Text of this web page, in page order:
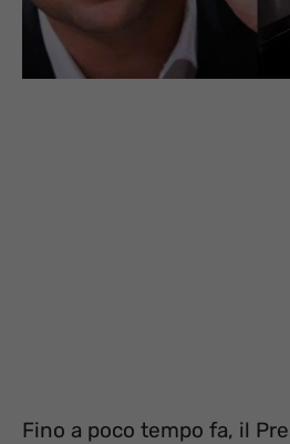
Fino a poco tempo fa, il